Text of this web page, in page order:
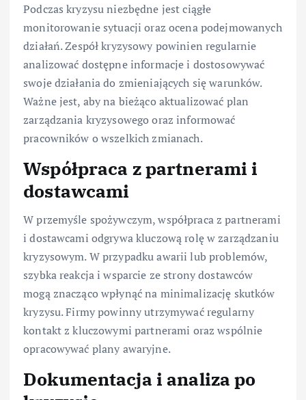
Podczas kryzysu niezbędne jest ciągłe
monitorowanie sytuacji oraz ocena podejmowanych
działań. Zespół kryzysowy powinien regularnie
analizować dostępne informacje i dostosowywać
swoje działania do zmieniających się warunków.
Ważne jest, aby na bieżąco aktualizować plan
zarządzania kryzysowego oraz informować
pracowników o wszelkich zmianach.
Współpraca z partnerami i
dostawcami
W przemyśle spożywczym, współpraca z partnerami
i dostawcami odgrywa kluczową rolę w zarządzaniu
kryzysowym. W przypadku awarii lub problemów,
szybka reakcja i wsparcie ze strony dostawców
mogą znacząco wpłynąć na minimalizację skutków
kryzysu. Firmy powinny utrzymywać regularny
kontakt z kluczowymi partnerami oraz wspólnie
opracowywać plany awaryjne.
Dokumentacja i analiza po